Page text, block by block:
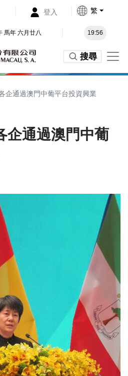
登入 繁
馬年 六月廿八 19:56
搜尋
企通過澳門中葡平台投資興業
企通過澳門中葡